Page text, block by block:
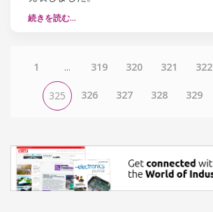
続きを読む…
1 ... 319 320 321 322
325 326 327 328 329